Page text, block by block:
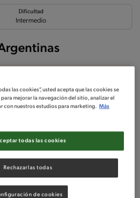
Dificultad
Intermedio
¡A cocinar! Comentarios
Sin maní
las cookies”, usted acepta que las cookies se
mejorar la navegación del sitio, analizar el
con nuestros estudios para marketing. Más
Rechazarlas todas
todas las cookies
de cookies